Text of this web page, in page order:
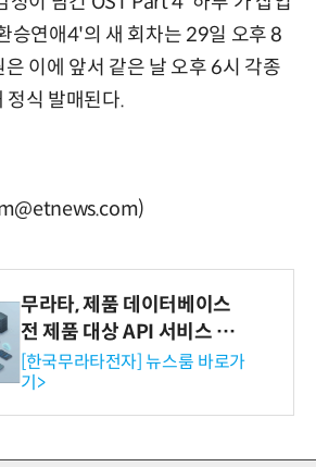
승연애4'의 새 회차는 29일 오후 8
은 이에 앞서 같은 날 오후 6시 각종
정식 발매된다.
무라타, 제품 데이터베이스
전 제품 대상 API 서비스 제
공…73개 제품 카테고리로
확대
[한국무라타전자] 뉴스룸 바로가
기>